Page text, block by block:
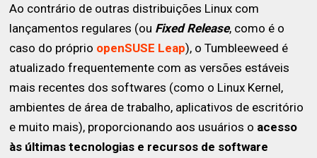
Ao contrário de outras distribuições Linux com
lançamentos regulares (ou Fixed Release, como é o
caso do próprio openSUSE Leap), o Tumbleeweed é
atualizado frequentemente com as versões estáveis
mais recentes dos softwares (como o Linux Kernel,
ambientes de área de trabalho, aplicativos de escritório
e muito mais), proporcionando aos usuários o acesso
às últimas tecnologias e recursos de software